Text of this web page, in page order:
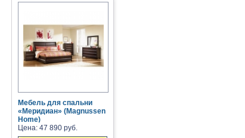
Мебель для спальни
«Меридиан» (Magnussen
Home)
Цена: 47 890 руб.